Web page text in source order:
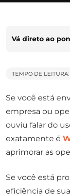
Vá direto ao
TEMPO DE LEITURA:
Se você está
empresa ou
ouviu falar do
exatamente é
aprimorar as
Se você está
eficiência de